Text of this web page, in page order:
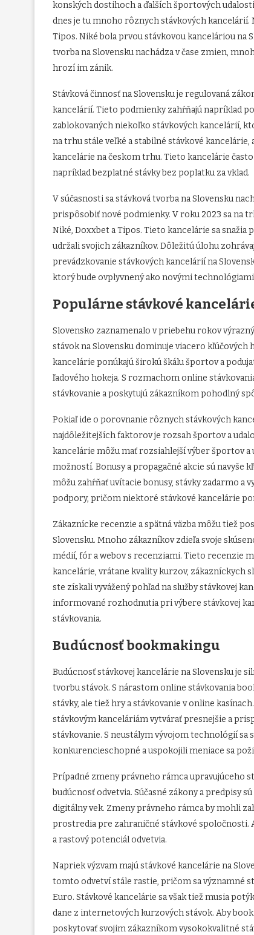
konských dostihoch a ďalších športových
dnes je tu mnoho rôznych stávkových
Tipos. Niké bola prvou stávkovou kanceláriou na
tvorba na Slovensku nachádza v čase zmien,
hrozí im zánik.
Stávková činnosť na Slovensku je regulovaná
kancelárií. Tieto podmienky zahŕňajú napríklad
zablokovaných niekoľko stávkových kancelárií,
na trhu stále veľké a stabilné stávkové
kancelárie na českom trhu. Tieto kancelárie
napríklad bezplatné stávky bez poplatku za vklad.
V súčasnosti sa stávková tvorba na Slovensku
prispôsobiť nové podmienky. V roku 2023 sa na
Niké, Doxxbet a Tipos. Tieto kancelárie sa snažia
udržali svojich zákazníkov. Dôležitú úlohu
prevádzkovanie stávkových kancelárií na
ktorý bude ovplyvnený ako novými
Populárne stávkové
Slovensko zaznamenalo v priebehu rokov
stávok na Slovensku dominuje viacero kľúčových
kancelárie ponúkajú širokú škálu športov a
ľadového hokeja. S rozmachom online
stávkovanie a poskytujú zákazníkom pohodlný
Pokiaľ ide o porovnanie rôznych stávkových
najdôležitejších faktorov je rozsah športov a
kancelárie môžu mať rozsiahlejší výber športov
možností. Bonusy a propagačné akcie sú navyše
môžu zahŕňať uvítacie bonusy, stávky zadarmo a
podpory, pričom niektoré stávkové kancelárie
Zákaznícke recenzie a spätná väzba môžu tiež
Slovensku. Mnoho zákazníkov zdieľa svoje
médií, fór a webov s recenziami. Tieto recenzie
kancelárie, vrátane kvality kurzov, zákazníckych
ste získali vyvážený pohľad na služby stávkovej
informované rozhodnutia pri výbere stávkovej
stávkovania.
Budúcnosť bookmakingu
Budúcnosť stávkovej kancelárie na Slovensku je
tvorbu stávok. S nárastom online stávkovania
stávky, ale tiež hry a stávkovanie v online
stávkovým kanceláriám vytvárať presnejšie a
stávkovanie. S neustálym vývojom technológií sa
konkurencieschopné a uspokojili meniace sa
Prípadné zmeny právneho rámca upravujúceho
budúcnosť odvetvia. Súčasné zákony a predpisy
digitálny vek. Zmeny právneho rámca by mohli
prostredia pre zahraničné stávkové spoločnosti.
a rastový potenciál odvetvia.
Napriek výzvam majú stávkové kancelárie na
tomto odvetví stále rastie, pričom sa významné
Euro. Stávkové kancelárie sa však tiež musia
dane z internetových kurzových stávok. Aby
poskytovať svojim zákazníkom vysokokvalitné